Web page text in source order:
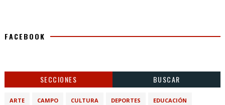
FACEBOOK
SECCIONES BUSCAR
ARTE CAMPO CULTURA DEPORTES EDUCACIÓN